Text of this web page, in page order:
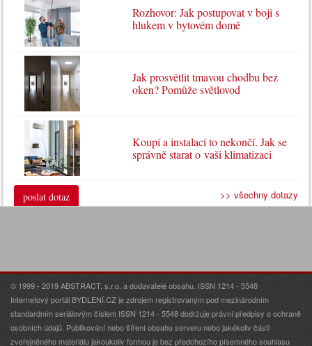
Rozhovor: Jak postupovat v boji s
hlukem v bytovém domě
Jak prosvětlit tmavou chodbu bez
oken? Pomůže světlovod
Koupí a instalací to nekončí. Jak se
správně starat o vaši klimatizaci
poslat dotaz >> všechny dotazy
© 1999 - 2019 ABSTRACT, s.r.o. a dodavatelé obsahu. ISSN 1214 - 5548
Internetový portál BYDLENÍ.CZ je zdrojem registrovaným pod mezinárodním
standardním seriálovým číslem ISSN 1214 - 5548 dodržuje právní předpisy o ochraně
osobních údajů. Publikování nebo šíření obsahu serveru nebo jakékoliv části
zveřejněného materiálu jakoukoliv formou je bez předchozího písemného souhlasu